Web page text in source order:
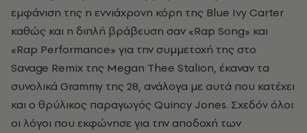
εμφάνιση της η εννιάχρονη κόρη της Blue Ivy Carter
καθώς και η διπλή βράβευση σαν «Rap Song» και
«Rap Performance» για την συμμετοχή της στο
Savage Remix της Megan Thee Stalion, έκαναν τα
συνολικά Grammy της 28, ανάλογα με αυτά που κατέχει
και ο θρύλικος παραγωγός Quincy Jones. Σχεδόν όλοι
οι λόγοι που εκφώνησε για την αποδοχή των